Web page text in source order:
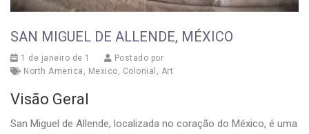
SAN MIGUEL DE ALLENDE, MÉXICO
1 de janeiro de 1
Postado por
North America , Mexico, Colonial , Art
Visão Geral
San Miguel de Allende, localizada no coração do México, é uma